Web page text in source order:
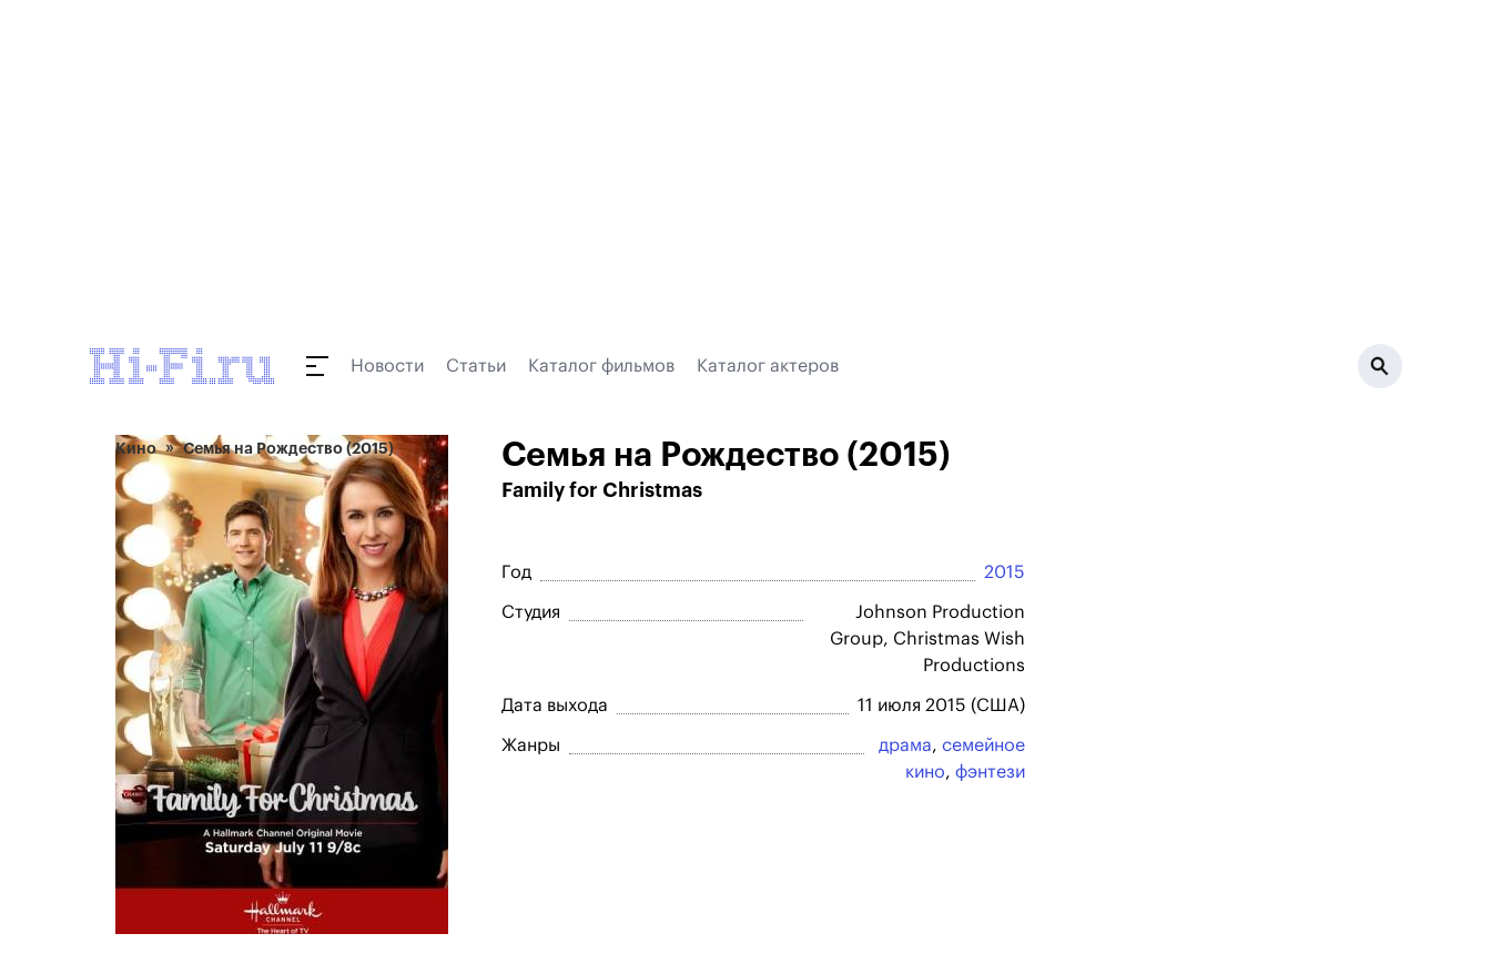
Новости Статьи Каталог фильмов Каталог актеров
Кино Семья на Рождество (2015) Семья на Рождество (2015)
Family for Christmas
Год 2015
Студия
Johnson Production
Group, Christmas Wish
Productions
Дата выхода 11 июля 2015 (США)
Жанры драма, семейное
кино, фэнтези